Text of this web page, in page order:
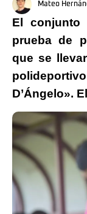
Mateo
El conjunto
prueba de
que se
D’Ángelo».